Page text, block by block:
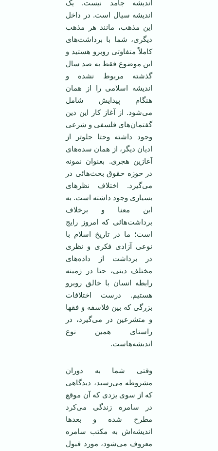
اندیشه جامد نیست. یک
اندیشه سیال است. در داخل
این مذهب، مانند هر مذهب
دیگری، شما با برداشت‌های
کاملاً متفاوتی روبرو هستید و
این موضوع فقط به صد سال
گذشته مربوط نشده و
اندیشه اسلامی را از‌‌‌ همان
هنگام پیدایش شامل
می‌شود. از آغاز کار این دین
گفتمان‌های فلسفی و شرعی
وجود داشته وحتا جلو‌تر از
ادیان دیگر، از‌‌‌ همان سده‌های
آغازین هجری. بعنوان نمونه
در حوزه حقوق بحث‌هائی در
می‌گیرد. اختلاف نظرهای
بسیاری وجود داشته است. به
این معنا و برخلاف
برداشت‌هائی که امروز رایج
است؛ ما در تاریخ اسلام با
نوعی آزادی فکری و نظری
در برداشت از داده‌های
مختلف دینی، حتا در زمینه
رابطه انسان با خالق روبرو
هستیم. درست اختلافات
بزرگی که بین فلاسفه و فقها
و متشرعین در می‌گیرد، در
راستای همین نوع
اندیشه‌هاست.
وقتی شما به دوران
مشروطه می‌رسید، دیدگاهی
که از سوی یزدی که آن موقع
در سامره زندگی می‌کرد
مطرح شده و بعد‌ها
اندیشه‌اش به مکتب سامره
معروف می‌شود، مورد قبول